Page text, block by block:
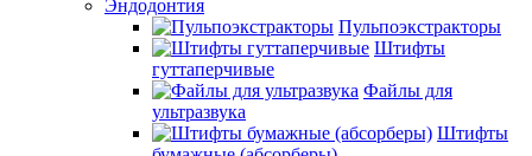
Эндодонтия
Пульпоэкстракторы
Штифты
гуттаперчивые
Файлы для
ультразвука
Штифты